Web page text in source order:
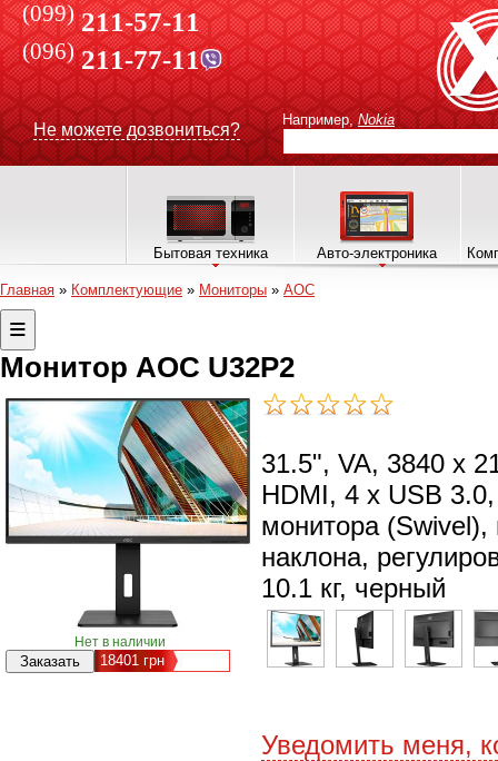
(099) 211-57-11
(096)211-77-11
Не можете дозвониться?
Например, Nokia
Бытовая техника Авто-электроника
Главная » Комплектующие » Мониторы » AOC
Монитор AOC U32P2
Нет в наличии
18401грн
31.5", VA, 3840 x
HDMI, 4 x USB
монитора (Swivel),
наклона,
10.1 кг, черный
Уведомить меня,